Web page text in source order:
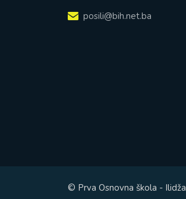
posili@bih.net.ba
© Prva Osnovna škola - Ilidža